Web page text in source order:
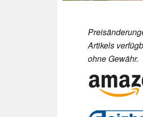
Artikels
ohne Gewähr.